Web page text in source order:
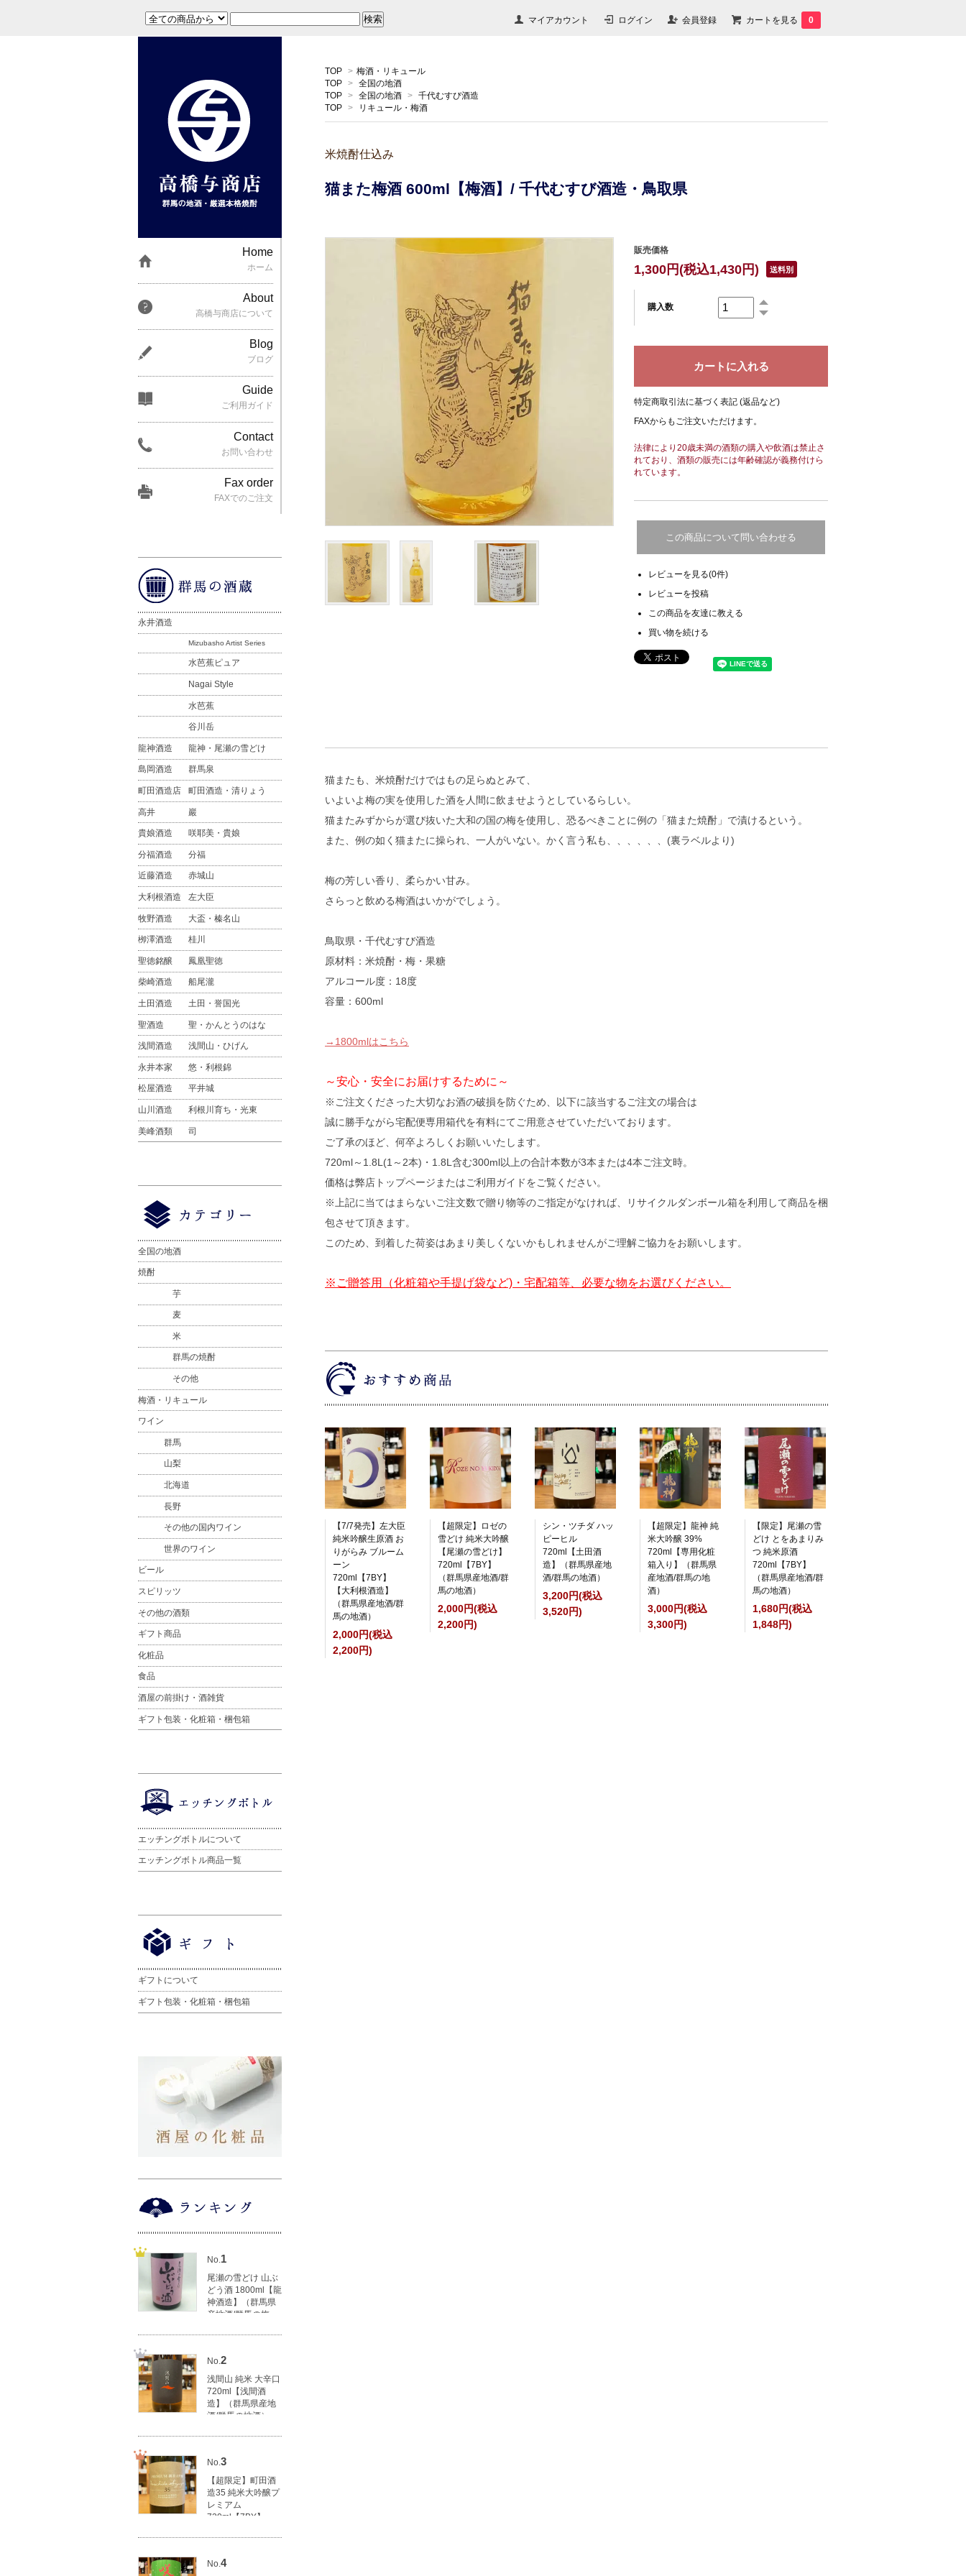
マイアカウント ログイン 会員登録 カートを見る 0
TOP > 梅酒・リキュール
TOP > 全国の地酒
TOP > 全国の地酒 > 千代むすび酒造
TOP > リキュール・梅酒
米焼酎仕込み
猫また梅酒 600ml【梅酒】/ 千代むすび酒造・鳥取県
販売価格
1,300円(税込1,430円) 送料別
購入数
特定商取引法に基づく表記 (返品など)
FAXからもご注文いただけます。
法律により20歳未満の酒類の購入や飲酒は禁止さ
れており、酒類の販売には年齢確認が義務付けら
れています。
この商品について問い合わせる
レビューを見る(0件)
レビューを投稿
この商品を友達に教える
買い物を続ける
猫またも、米焼酎だけではもの足らぬとみて、
いよいよ梅の実を使用した酒を人間に飲ませようとしているらしい。
猫またみずからが選び抜いた大和の国の梅を使用し、恐るべきことに例の「猫また焼酎」で漬けるという。
また、例の如く猫またに操られ、一人がいない。かく言う私も、、、、、、(裏ラベルより)
梅の芳しい香り、柔らかい甘み。
さらっと飲める梅酒はいかがでしょう。
鳥取県・千代むすび酒造
原材料：米焼酎・梅・果糖
アルコール度：18度
容量：600ml
→1800mlはこちら
～安心・安全にお届けするために～
※ご注文くださった大切なお酒の破損を防ぐため、以下に該当するご注文の場合は
誠に勝手ながら宅配便専用箱代を有料にてご用意させていただいております。
ご了承のほど、何卒よろしくお願いいたします。
720ml～1.8L(1～2本)・1.8L含む300ml以上の合計本数が3本または4本ご注文時。
価格は弊店トップページまたはご利用ガイドをご覧ください。
※上記に当てはまらないご注文数で贈り物等のご指定がなければ、リサイクルダンボール箱を利用して商品を梱
包させて頂きます。
このため、到着した荷姿はあまり美しくないかもしれませんがご理解ご協力をお願いします。
※ご贈答用（化粧箱や手提げ袋など)・宅配箱等、必要な物をお選びください。
【7/7発売】左大臣
純米吟醸生原酒 お
りがらみ ブルーム
ーン
720ml【7BY】
【大利根酒造】
（群馬県産地酒/群
馬の地酒）
2,000円(税込
2,200円)
【超限定】ロゼの
雪どけ 純米大吟醸
【尾瀬の雪どけ】
720ml【7BY】
（群馬県産地酒/群
馬の地酒）
2,000円(税込
2,200円)
シン・ツチダ ハッ
ピーヒル
720ml【土田酒
造】（群馬県産地
酒/群馬の地酒）
3,200円(税込
3,520円)
【超限定】龍神 純
米大吟醸 39%
720ml【専用化粧
箱入り】（群馬県
産地酒/群馬の地
酒）
3,000円(税込
3,300円)
【限定】尾瀬の雪
どけ とをあまりみ
つ 純米原酒
720ml【7BY】
（群馬県産地酒/群
馬の地酒）
1,680円(税込
1,848円)
Home
ホーム
About
高橋与商店について
Blog
ブログ
Guide
ご利用ガイド
Contact
お問い合わせ
Fax order
FAXでのご注文
永井酒造
Mizubasho Artist Series
水芭蕉ピュア
Nagai Style
水芭蕉
谷川岳
龍神酒造 龍神・尾瀬の雪どけ
島岡酒造 群馬泉
町田酒造店 町田酒造・清りょう
高井 巖
貴娘酒造 咲耶美・貴娘
分福酒造 分福
近藤酒造 赤城山
大利根酒造 左大臣
牧野酒造 大盃・榛名山
栁澤酒造 桂川
聖徳銘醸 鳳凰聖徳
柴崎酒造 船尾瀧
土田酒造 土田・誉国光
聖酒造 聖・かんとうのはな
浅間酒造 浅間山・ひげん
永井本家 悠・利根錦
松屋酒造 平井城
山川酒造 利根川育ち・光東
美峰酒類 司
全国の地酒
焼酎
芋
麦
米
群馬の焼酎
その他
梅酒・リキュール
ワイン
群馬
山梨
北海道
長野
その他の国内ワイン
世界のワイン
ビール
スピリッツ
その他の酒類
ギフト商品
化粧品
食品
酒屋の前掛け・酒雑貨
ギフト包装・化粧箱・梱包箱
エッチングボトルについて
エッチングボトル商品一覧
ギフトについて
ギフト包装・化粧箱・梱包箱
No.1
尾瀬の雪どけ 山ぶ
どう酒 1800ml【龍
神酒造】（群馬県
産地酒/群馬の梅
No.2
浅間山 純米 大辛口
720ml【浅間酒
造】（群馬県産地
酒/群馬の地酒）
No.3
【超限定】町田酒
造35 純米大吟醸プ
レミアム
720ml【7BY】
4,000円(税込4,400
No.4